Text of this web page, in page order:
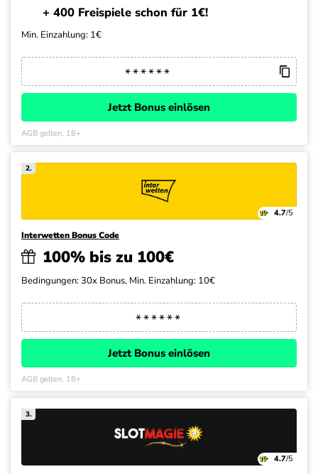
+ 400 Freispiele schon für 1€!
Min. Einzahlung: 1€
Jetzt Bonus einlösen
AGB gelten, 18+
2.
4.7/5
Interwetten Bonus Code
100% bis zu 100€
Bedingungen: 30x Bonus, Min. Einzahlung: 10€
Jetzt Bonus einlösen
AGB gelten, 18+
3.
4.7/5